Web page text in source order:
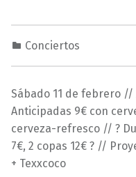
0
/
0
2
/
2
0
Conciertos
M
r
a
v
i
Sábado 11 de febrero
Anticipadas 9€ con
cerveza-refresco // ?
7€, 2 copas 12€ ? //
+ Texxcoco